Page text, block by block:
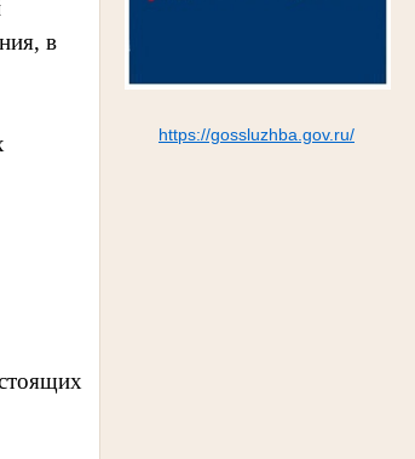
https://gossluzhba.gov.ru/
в